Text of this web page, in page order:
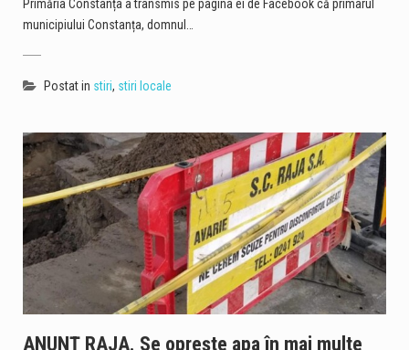
Primăria Constanța a transmis pe pagina ei de Facebook că primarul
municipiului Constanța, domnul…
Postat in stiri, stiri locale
ANUNȚ RAJA. Se oprește apa în mai multe